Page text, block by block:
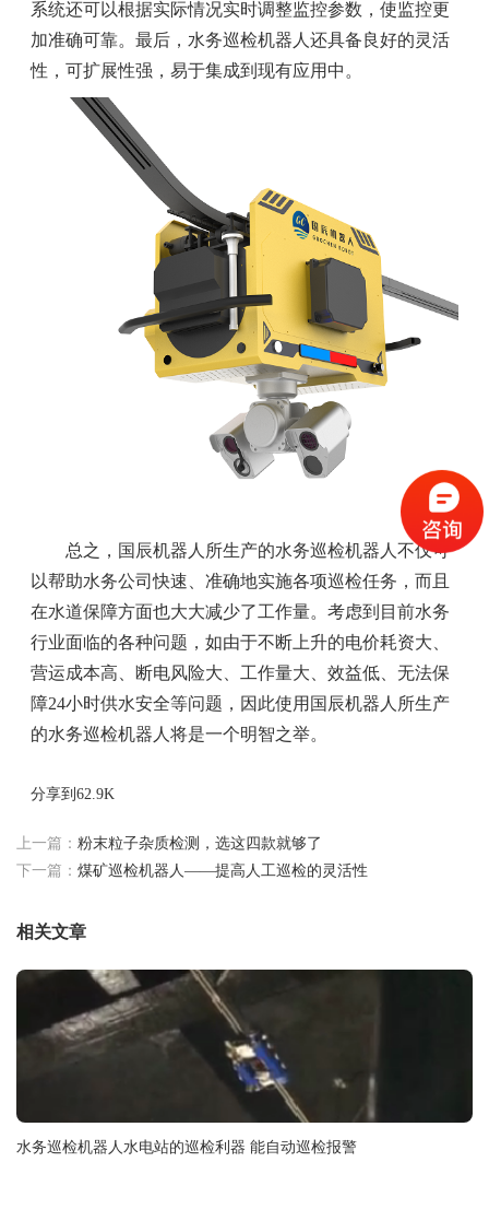
系统还可以根据实际情况实时调整监控参数，使监控更
加准确可靠。最后，水务巡检机器人还具备良好的灵活
性，可扩展性强，易于集成到现有应用中。
总之，国辰机器人所生产的水务巡检机器人不仅可
以帮助水务公司快速、准确地实施各项巡检任务，而且
在水道保障方面也大大减少了工作量。考虑到目前水务
行业面临的各种问题，如由于不断上升的电价耗资大、
营运成本高、断电风险大、工作量大、效益低、无法保
障24小时供水安全等问题，因此使用国辰机器人所生产
的水务巡检机器人将是一个明智之举。
分享到62.9K
上一篇： 粉末粒子杂质检测，选这四款就够了
下一篇： 煤矿巡检机器人——提高人工巡检的灵活性
相关文章
水务巡检机器人水电站的巡检利器 能自动巡检报警